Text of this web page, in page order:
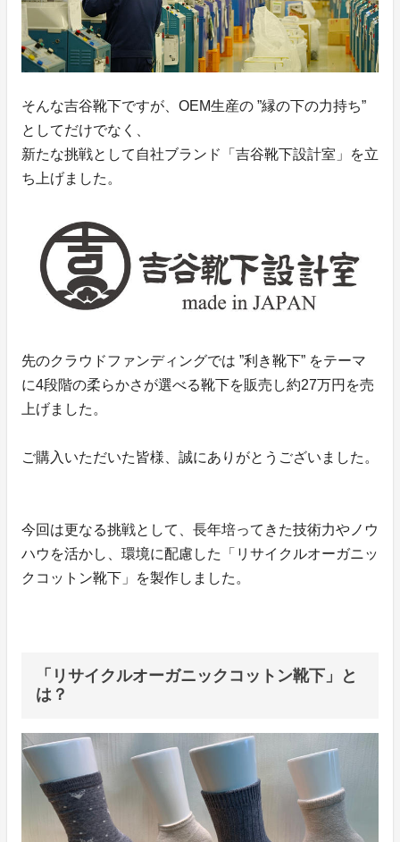
そんな吉谷靴下ですが、OEM生産の ”縁の下の力持ち”
としてだけでなく、
新たな挑戦として自社ブランド「吉谷靴下設計室」を立
ち上げました。
先のクラウドファンディングでは ”利き靴下” をテーマ
に4段階の柔らかさが選べる靴下を販売し約27万円を売
上げました。
ご購入いただいた皆様、誠にありがとうございました。
今回は更なる挑戦として、長年培ってきた技術力やノウ
ハウを活かし、環境に配慮した「リサイクルオーガニッ
クコットン靴下」を製作しました。
「リサイクルオーガニックコットン靴下」と
は？